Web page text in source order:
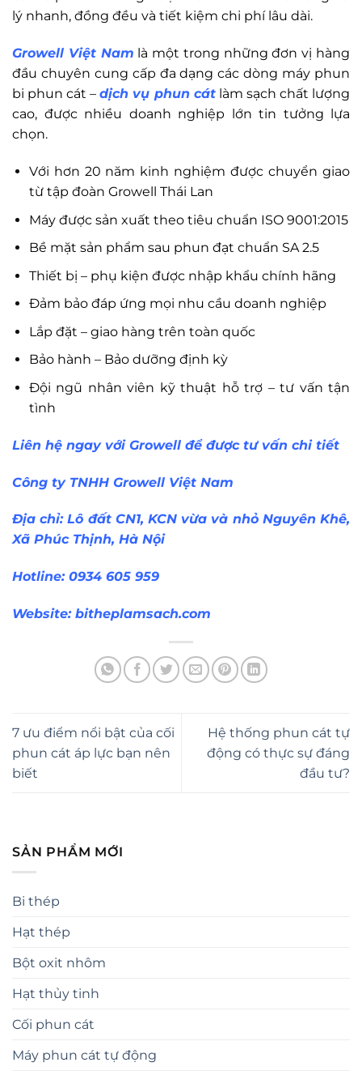
lý nhanh, đồng đều và tiết kiệm chi phí lâu dài.
Growell Việt Nam là một trong những đơn vị hàng
đầu chuyên cung cấp đa dạng các dòng máy phun
bi phun cát –dịch vụ phun cátlàm sạch chất lượng
cao, được nhiều doanh nghiệp lớn tin tưởng lựa
chọn.
Với hơn 20 năm kinh nghiệm được chuyển giao
từ tập đoàn Growell Thái Lan
Máy được sản xuất theo tiêu chuẩn ISO 9001:2015
Bề mặt sản phẩm sau phun đạt chuẩn SA 2.5
Thiết bị – phụ kiện được nhập khẩu chính hãng
Đảm bảo đáp ứng mọi nhu cầu doanh nghiệp
Lắp đặt – giao hàng trên toàn quốc
Bảo hành – Bảo dưỡng định kỳ
Đội ngũ nhân viên kỹ thuật hỗ trợ – tư vấn tận
tình
Liên hệ ngay với Growell để được tư vấn chi tiết
Công ty TNHH Growell Việt Nam
Địa chỉ: Lô đất CN1, KCN vừa và nhỏ Nguyên Khê,
Xã Phúc Thịnh, Hà Nội
Hotline: 0934 605 959
Website: bitheplamsach.com
7 ưu điểm nổi bật của cối
phun cát áp lực bạn nên
biết
Hệ thống phun cát tự
động có thực sự đáng
đầu tư?
SẢN PHẨM MỚI
Bi thép
Hạt thép
Bột oxit nhôm
Hạt thủy tinh
Cối phun cát
Máy phun cát tự động